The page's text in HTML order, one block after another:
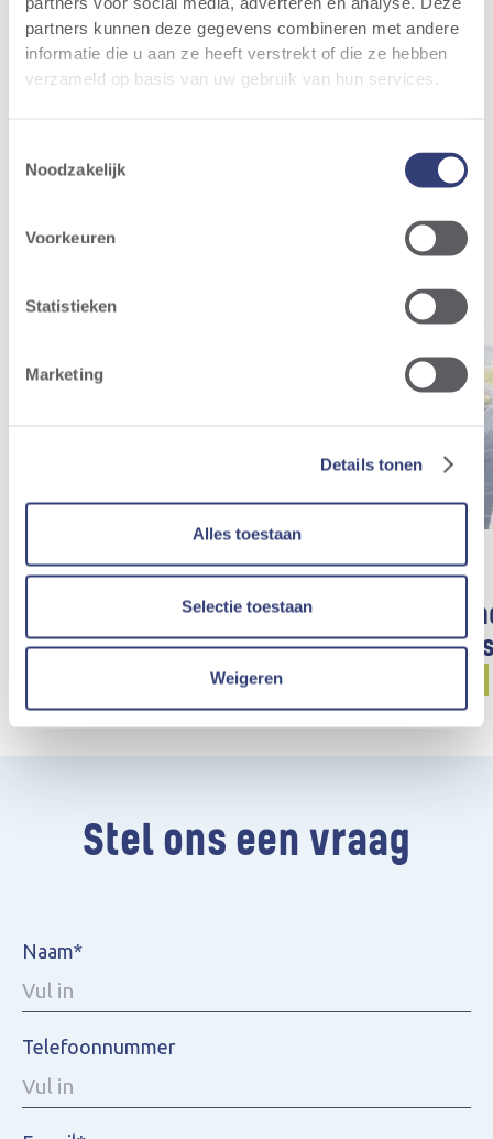
partners kunnen deze gegevens combineren met andere
informatie die u aan ze heeft verstrekt of die ze hebben
verzameld op basis van uw gebruik van hun services.
Noodzakelijk
Voorkeuren
Statistieken
Marketing
Details tonen
Alles toestaan
Selectie toestaan
Weigeren
Meer info
Benieuwd hoe een
windturbine werkt?
Storm-
de
Stel ons een vraag
Naam*
Telefoonnummer